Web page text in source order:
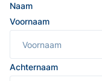
Naam
Voornaam
Achternaam